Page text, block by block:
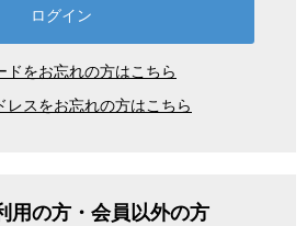
ドをお忘れの方はこちら
レスをお忘れの方はこちら
用の方・会員以外の方